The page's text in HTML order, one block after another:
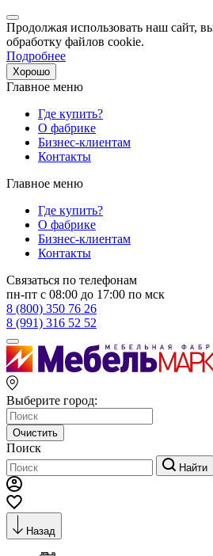
Продолжая использовать наш сайт,
обработку файлов cookie.
Подробнее
Хорошо
Главное меню
Где купить?
О фабрике
Бизнес-клиентам
Контакты
Главное меню
Где купить?
О фабрике
Бизнес-клиентам
Контакты
Связаться по телефонам
пн-пт с 08:00 до 17:00 по мск
8 (800) 350 76 26
8 (991) 316 52 52
Выберите город:
Очистить
Поиск
Найти
Назад